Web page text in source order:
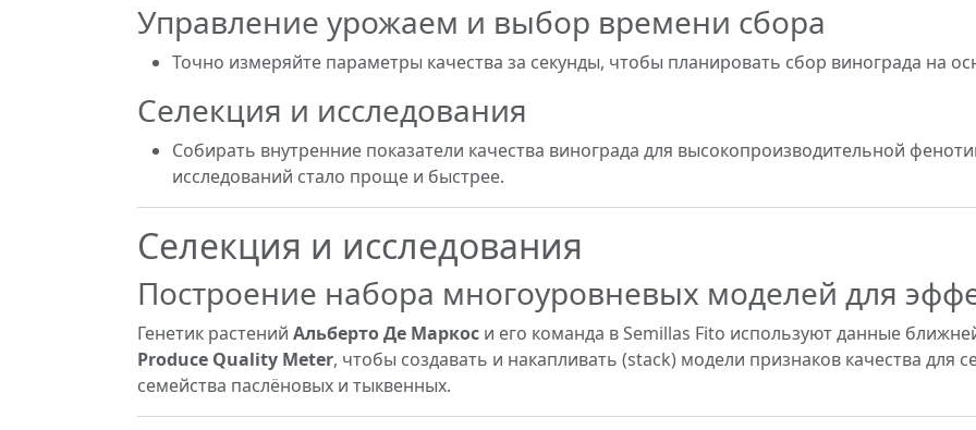
Управление урожаем и выбор времени сбора
Точно измеряйте параметры качества за секунды, чтобы планировать сбор винограда на
Селекция и исследования
Собирать внутренние показатели качества винограда для высокопроизводительной
исследований стало проще и быстрее.
Селекция и исследования
Построение набора многоуровневых моделей для
Генетик растений Альберто Де Маркос и его команда в Semillas Fito используют данные
Produce Quality Meter, чтобы создавать и накапливать (stack) модели признаков качества для
семейства паслёновых и тыквенных.